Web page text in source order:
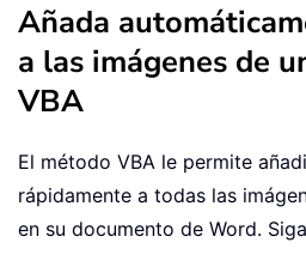
Añada
a las imágenes de
VBA
El método VBA le permite
rápidamente a todas las
en su documento de Word.